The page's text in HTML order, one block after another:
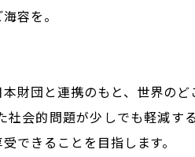
容を。
財団と連携のもと、世界の
会的問題が少しでも軽減
できることを目指します。